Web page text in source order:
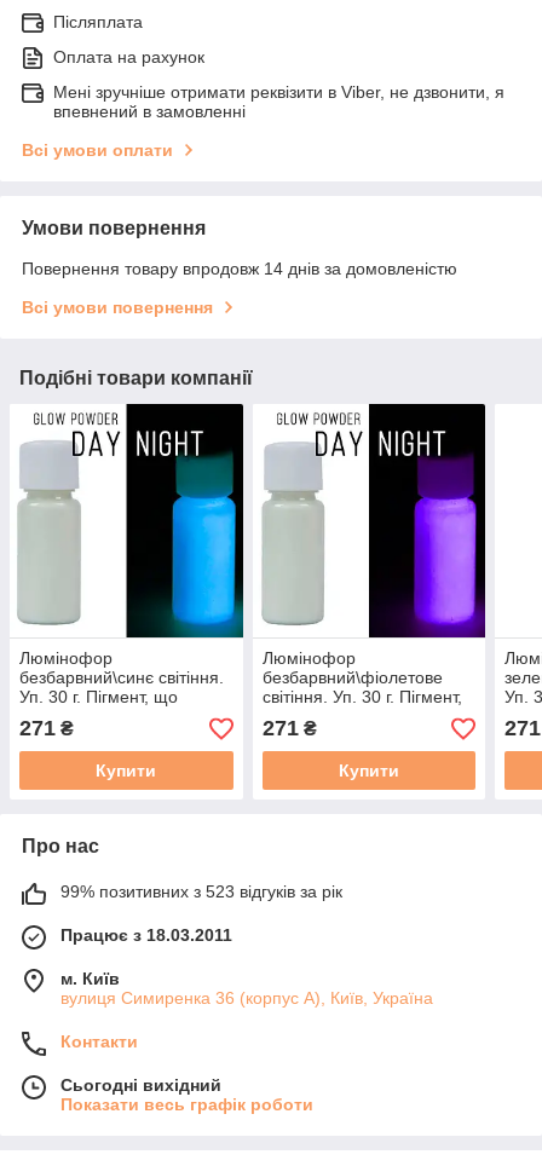
Післяплата
Оплата на рахунок
Мені зручніше отримати реквізити в Viber, не дзвонити, я
впевнений в замовленні
Всі умови оплати
Умови повернення
Повернення товару впродовж 14 днів за домовленістю
Всі умови повернення
Подібні товари компанії
Люмінофор
безбарвний\синє світіння.
Уп. 30 г. Пігмент, що
271 ₴
Купити
Люмінофор
безбарвний\фіолетове
світіння. Уп. 30 г. Пігмент,
271₴
Купити
Уп.
271
Про нас
99% позитивних з 523 відгуків за рік
Працює з 18.03.2011
м. Київ
вулиця Симиренка 36 (корпус А), Київ, Україна
Контакти
Сьогодні вихідний
Показати весь графік роботи